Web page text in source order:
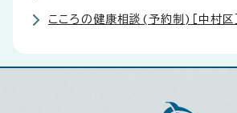
こころの健康相談(予約制)［中村区］